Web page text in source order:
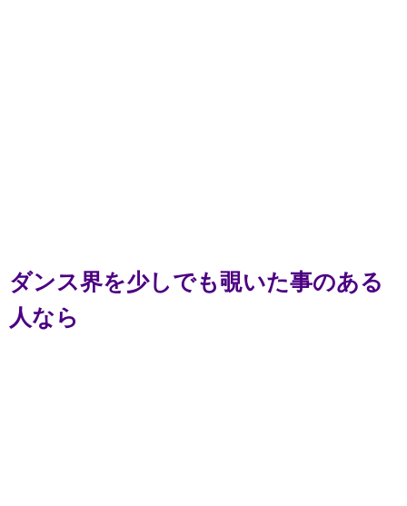
ダンス界を少しでも覗いた事のある
人なら